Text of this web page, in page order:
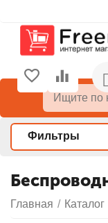
Фильтры
Главная / Каталог